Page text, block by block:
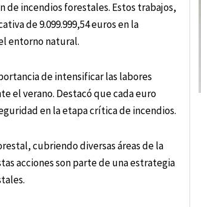
de incendios forestales. Estos trabajos,
de 9.099.999,54 euros en la
entorno natural.
de intensificar las labores
el verano. Destacó que cada euro
en la etapa crítica de incendios.
cubriendo diversas áreas de la
acciones son parte de una estrategia